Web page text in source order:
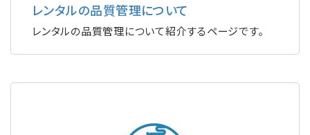
レンタルの品質管理について
レンタルの品質管理について紹介するページです。